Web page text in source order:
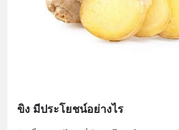
ขิง มีประโยชน์อย่างไร